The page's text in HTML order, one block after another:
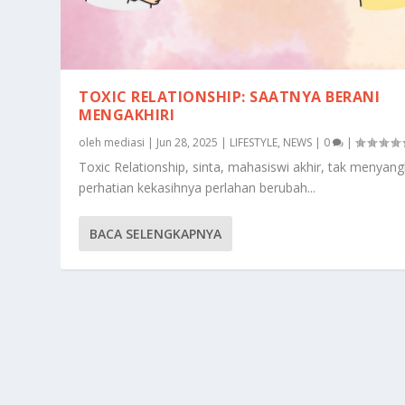
TOXIC RELATIONSHIP: SAATNYA BERANI
MENGAKHIRI
oleh mediasi | Jun 28, 2025 | LIFESTYLE, NEWS | 0 |
Toxic Relationship, sinta, mahasiswi akhir, tak
perhatian kekasihnya perlahan berubah...
BACA SELENGKAPNYA